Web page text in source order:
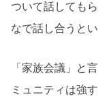
ついて話しても
なで話し合うと
「家族会議」と
ミュニティは強